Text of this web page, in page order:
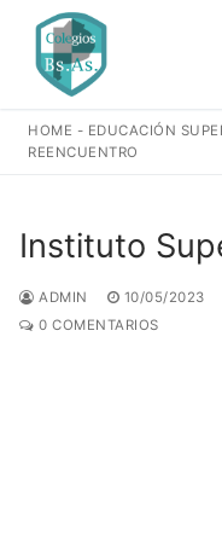
contenido
HOME - EDUCACIÓN
REENCUENTRO
Instituto
ADMIN 10/05/2023
0 COMENTARIOS